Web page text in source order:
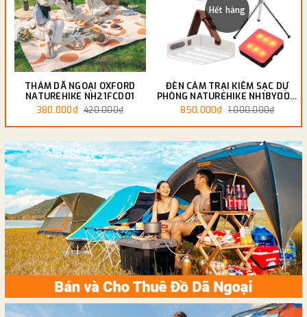
THẢM DÃ NGOẠI OXFORD
NATUREHIKE NH21FCD01
380.000₫ 420.000₫
Hết hàng
ĐÈN CẮM TRẠI KIÊM SẠC DỰ
PHÒNG NATUREHIKE NH18Y001-
A
850.000₫ 1.000.000₫